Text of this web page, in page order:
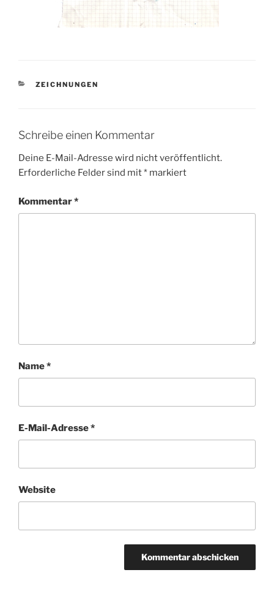
KATEGORIEN
ZEICHNUNGEN
Schreibe einen Kommentar
Deine E-Mail-Adresse wird nicht veröffentlicht.
Erforderliche Felder sind mit* markiert
Kommentar*
Name*
E-Mail-Adresse*
Website